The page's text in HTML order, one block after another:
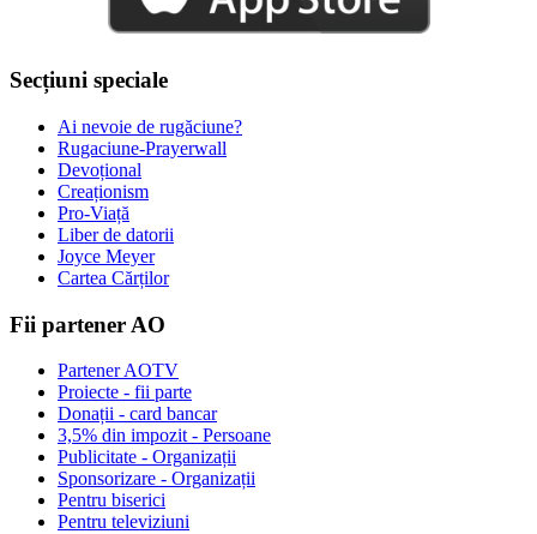
Secțiuni speciale
Ai nevoie de rugăciune?
Rugaciune-Prayerwall
Devoțional
Creaționism
Pro-Viață
Liber de datorii
Joyce Meyer
Cartea Cărților
Fii partener AO
Partener AOTV
Proiecte - fii parte
Donații - card bancar
3,5% din impozit - Persoane
Publicitate - Organizații
Sponsorizare - Organizații
Pentru biserici
Pentru televiziuni